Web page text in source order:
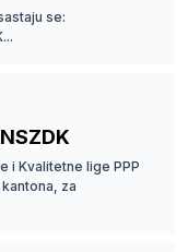
se:
i Kvalitetne lige PPP
za